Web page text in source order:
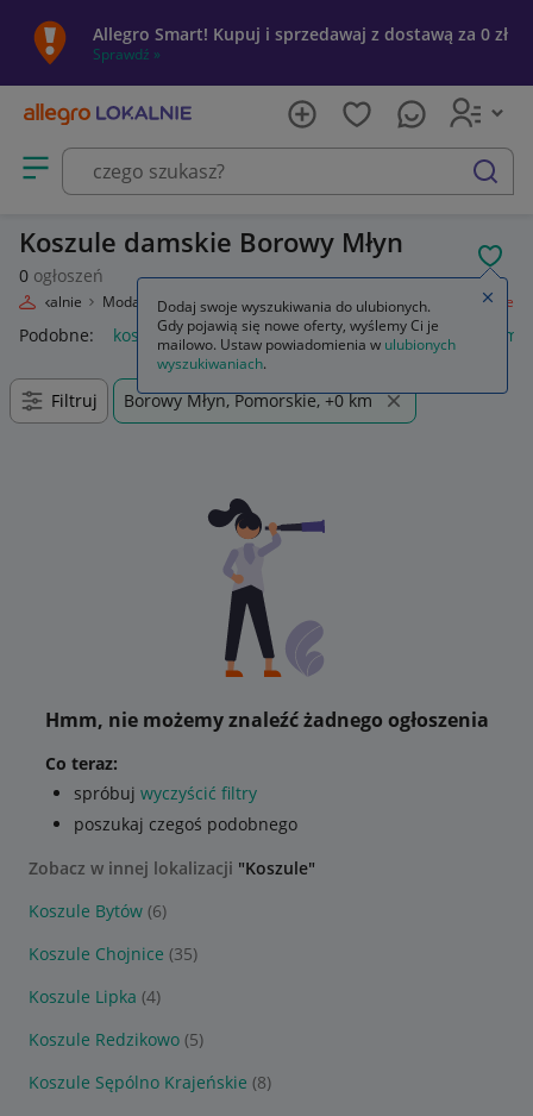
Allegro Smart! Kupuj i sprzedawaj z dostawą za 0 zł
Sprawdź »
Otwórz menu z kategoriami
szukaj
Koszule damskie Borowy Młyn
0 ogłoszeń
Lokalnie Moda Odzież, Obuwie, Dodatki Odzież damska Koszule
Podobne: koszule anda47 koszule poporodowe koszule
Filtruj Borowy Młyn, Pomorskie, +0 km
Hmm, nie możemy znaleźć żadnego ogłoszenia
Co teraz:
spróbuj wyczyścić filtry
poszukaj czegoś podobnego
Zobacz w innej lokalizacji "Koszule"
Koszule Bytów (6)
Koszule Chojnice (35)
Koszule Lipka (4)
Koszule Redzikowo (5)
Koszule Sępólno Krajeńskie (8)
Dodaj swoje wyszukiwania do ulubionych.
Gdy pojawią się nowe oferty, wyślemy Ci je
mailowo. Ustaw powiadomienia w ulubionych
wyszukiwaniach.